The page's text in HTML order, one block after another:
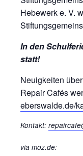
Hebewerk e. V.
In den
statt!
Neuigkeiten
Repair Cafés
eberswalde.de/
Kontakt:
via moz.de: